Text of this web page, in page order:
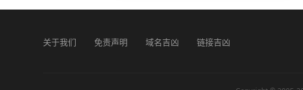
走，主线更重要。 能延后就延后，别硬
间投到最值钱的两三件事上，更利于止
损。被动任务多时，学会拒绝。 从大局
关于我们 免责声明 域名吉凶 链接吉凶